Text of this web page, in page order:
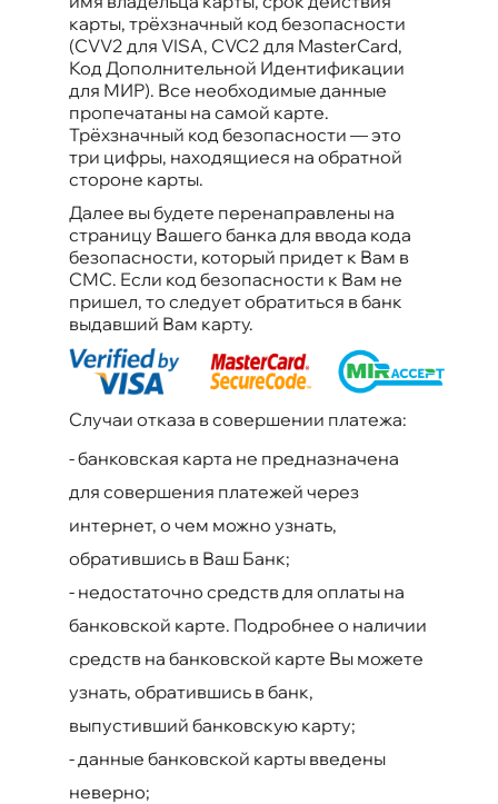
карты, трёхзначный код безопасности
(CVV2 для VISA, CVC2 для MasterCard,
Код Дополнительной Идентификации
для МИР). Все необходимые данные
пропечатаны на самой карте.
Трёхзначный код безопасности — это
три цифры, находящиеся на обратной
стороне карты.
Далее вы будете перенаправлены на
страницу Вашего банка для ввода кода
безопасности, который придет к Вам в
СМС. Если код безопасности к Вам не
пришел, то следует обратиться в банк
выдавший Вам карту.
Случаи отказа в совершении платежа:
-банковская карта не предназначена
для совершения платежей через
интернет, о чем можно узнать,
обратившись в Ваш Банк;
- недостаточно средств для оплаты на
банковской карте. Подробнее о наличии
средств на банковской карте Вы можете
узнать, обратившись в банк,
выпустивший банковскую карту;
- данные банковской карты введены
неверно;